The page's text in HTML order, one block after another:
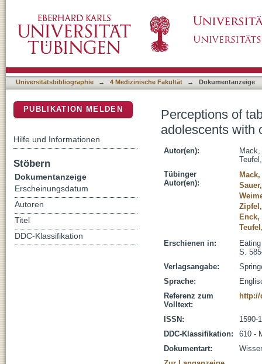
Universitätsbibliographie → 4 Medizinische Fakultät → Dokumentanzeige
Perceptions of
adolescents with
Autor(en):
Tübinger
Autor(en):
Enck,
Erschienen in:
S.
Verlagsangabe:
Sprache:
Referenz zum
Volltext:
http://
ISSN:
1590-
DDC-Klassifikation:
610 -
Dokumentart:
PUBLIKATION MELDEN
Hilfe und Informationen
Stöbern
Dokumentanzeige
Erscheinungsdatum
Autoren
Titel
DDC-Klassifikation